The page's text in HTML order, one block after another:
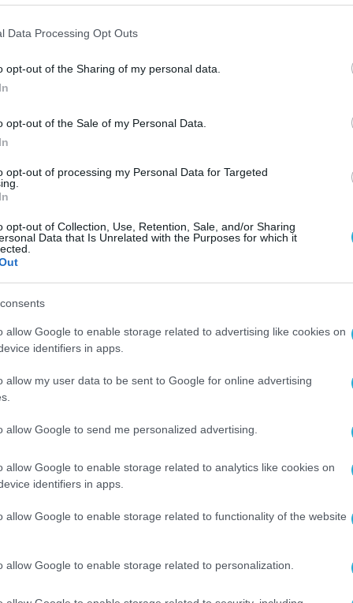
Data Processing Opt Outs
opt-out of the Sharing of my personal data.
opt-out of the Sale of my Personal Data.
opt-out of processing my Personal Data for Targeted
opt-out of Collection, Use, Retention, Sale, and/or Sharing
Data that Is Unrelated with the Purposes for which it
allow Google to enable storage related to advertising like cookies on
identifiers in apps.
allow my user data to be sent to Google for online advertising
allow Google to send me personalized advertising.
allow Google to enable storage related to analytics like cookies on
identifiers in apps.
allow Google to enable storage related to functionality of the website
allow Google to enable storage related to personalization.
όσο και από κόμματα της αντιπολίτευσης.
οι ενστάσεις
του προσδόκιμου ζωής τις τελευταίες
αναγκαία την αντίστοιχη επιμήκυνση
το βάρος των συνταξιούχων.
τονίζουν ότι μια τέτοια ρύθμιση θα
με χαμηλά εισοδήματα, όσους έχουν βαριά
και όσους προέρχονται από
ομάδες.
που… μπερδεύουν τα πράγματα
στοιχεία δείχνουν σημαντικές
αποκλίσεις μεταξύ Ανατολικής
μεταξύ ανδρών και γυναικών
συνθήκες εργασίας